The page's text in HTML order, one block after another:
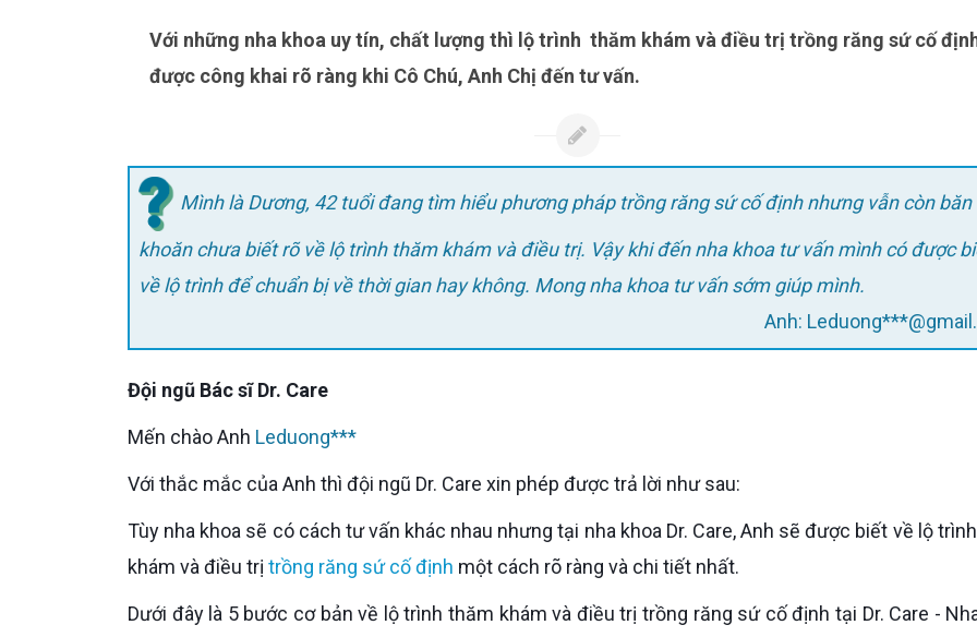
Với những nha khoa uy tín, chất lượng thì lộ trình thăm khám và điều trị trồng răng sứ cố định sẽ
được công khai rõ ràng khi Cô Chú, Anh Chị đến tư vấn.
Mình là Dương, 42 tuổi đang tìm hiểu phương pháp trồng răng sứ cố định nhưng vẫn còn băn
khoăn chưa biết rõ về lộ trình thăm khám và điều trị. Vậy khi đến nha khoa tư vấn mình có được
về lộ trình để chuẩn bị về thời gian hay không. Mong nha khoa tư vấn sớm giúp mình.
Anh:
Đội ngũ Bác sĩ Dr. Care
Mến chào Anh Leduong***
Với thắc mắc của Anh thì đội ngũ Dr. Care xin phép được trả lời như sau:
Tùy nha khoa sẽ có cách tư vấn khác nhau nhưng tại nha khoa Dr. Care, Anh sẽ được biết về lộ trình thăm
khám và điều trị trồng răng sứ cố định một cách rõ ràng và chi tiết nhất.
Dưới đây là 5 bước cơ bản về lộ trình thăm khám và điều trị trồng răng sứ cố định tại Dr. Care -